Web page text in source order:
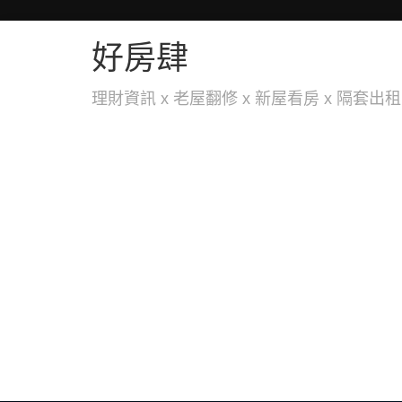
好房肆
理財資訊 x 老屋翻修 x 新屋看房 x 隔套出